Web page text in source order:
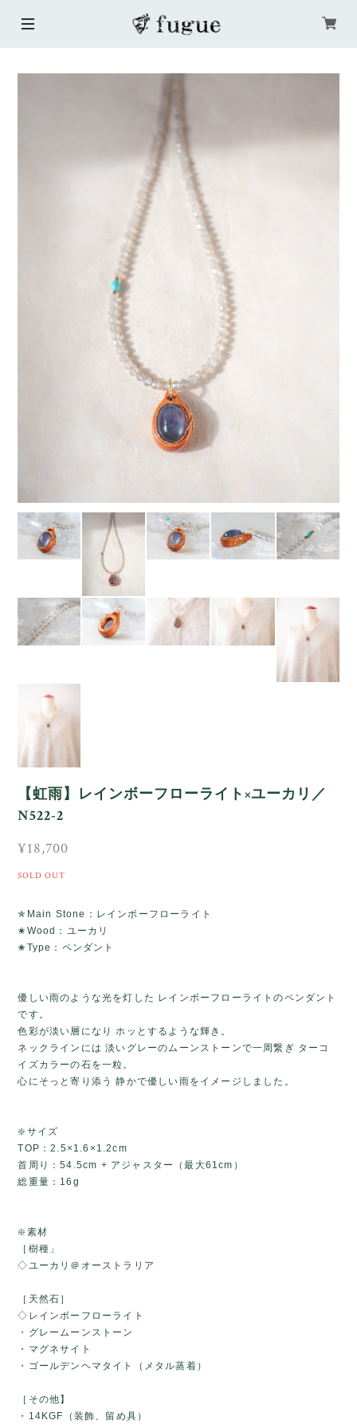
【虹雨】レインボーフローライト×ユーカリ／
N522-2
¥18,700
SOLD OUT
✯Main Stone：レインボーフローライト
✬Wood：ユーカリ
✬Type：ペンダント
優しい雨のような光を灯した レインボーフローライトのペンダント
です。
色彩が淡い層になり ホッとするような輝き。
ネックラインには 淡いグレーのムーンストーンで一周繋ぎ ターコ
イズカラーの石を一粒。
心にそっと寄り添う 静かで優しい雨をイメージしました。
❇️サイズ
TOP：2.5×1.6×1.2cm
首周り：54.5cm + アジャスター（最大61cm）
総重量：16g
❇️素材
［樹種」
◇ユーカリ＠オーストラリア
［天然石］
◇レインボーフローライト
・グレームーンストーン
・マグネサイト
・ゴールデンヘマタイト（メタル蒸着）
［その他】
・14KGF（装飾、留め具）